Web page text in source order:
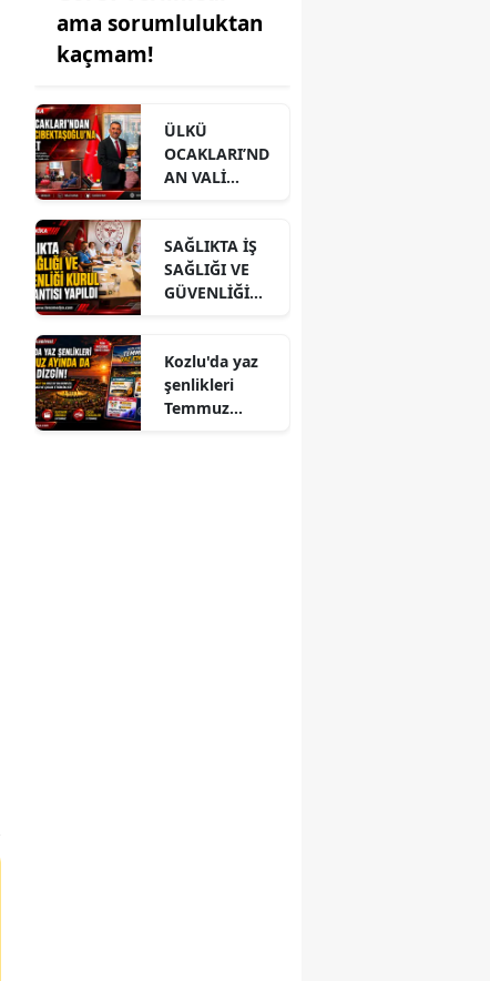
ama sorumluluktan
kaçmam!
ÜLKÜ
OCAKLARI’ND
AN VALİ
ZİYARET
SAĞLIKTA İŞ
SAĞLIĞI VE
GÜVENLİĞİ
YAPILDI
Kozlu'da yaz
şenlikleri
Temmuz